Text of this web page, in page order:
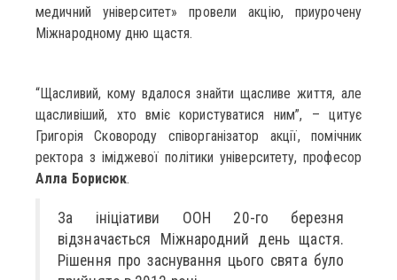
медичний університет» провели акцію, приурочену
Міжнародному дню щастя.
“Щасливий, кому вдалося знайти щасливе життя, але
щасливіший, хто вміє користуватися ним”, – цитує
Григорія Сковороду співорганізатор акції, помічник
ректора з іміджевої політики університету, професор
Алла Борисюк.
За ініціативи ООН 20-го березня
відзначається Міжнародний день щастя.
Рішення про заснування цього свята було